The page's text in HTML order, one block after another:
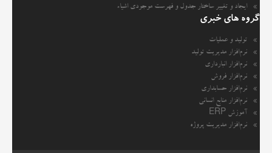
ایجاد و تغییر ساختار جدول و فهرست موجودی اشیاء
گروه های خبری
تولید و عملیات
نرم‌افزار مدیریت تولید
نرم‌افزار انبارداری
نرم‌افزار فروش
نرم‌افزار حسابداری
نرم‌افزار منابع انسانی
آموزش ERP
نرم‌افزار مدیریت پروژه